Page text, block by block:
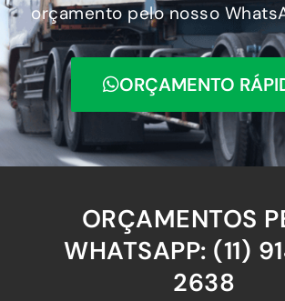
orçamento pelo nosso
ORÇAMENTO
ORÇAMENTOS
WHATSAPP: (11)
2638